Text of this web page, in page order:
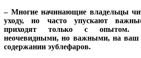
– Многие начинающие владельцы
уходу, но часто упускают
приходят только с опытом.
неочевидными, но важными, на ваш
содержании эублефаров.